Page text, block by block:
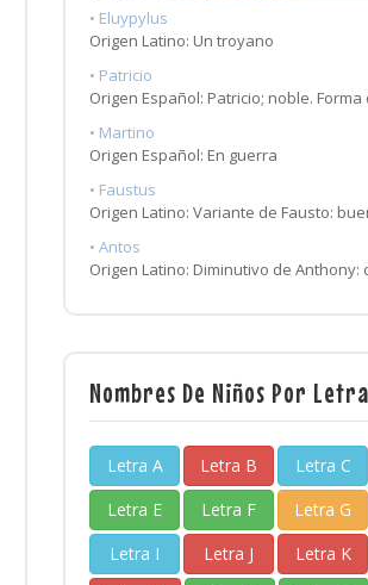
• Eluypylus
Origen Latino: Un troyano
• Patricio
Origen Español: Patricio; noble. Forma
• Martino
Origen Español: En guerra
• Faustus
Origen Latino: Variante de Fausto:
• Antos
Origen Latino: Diminutivo de Anthony:
Nombres De Niños Por Letra
Letra A Letra B Letra C
Letra E
Letra F Letra G
Letra I
Letra J Letra K